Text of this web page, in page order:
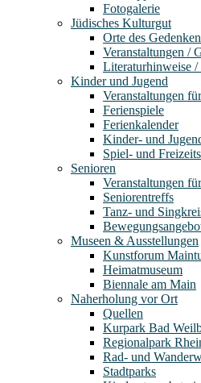
Fotogalerie
Jüdisches Kulturgut
Orte des
Veranstaltungen /
Literaturhinweise
Kinder und Jugend
Veranstaltungen
Ferienspiele
Ferienkalender
Kinder- und
Spiel- und
Senioren
Veranstaltungen
Seniorentreffs
Tanz- und
Museen & Ausstellungen
Kunstforum
Heimatmuseum
Biennale am Main
Naherholung vor Ort
Quellen
Kurpark Bad
Regionalpark
Rad- und
Stadtparks